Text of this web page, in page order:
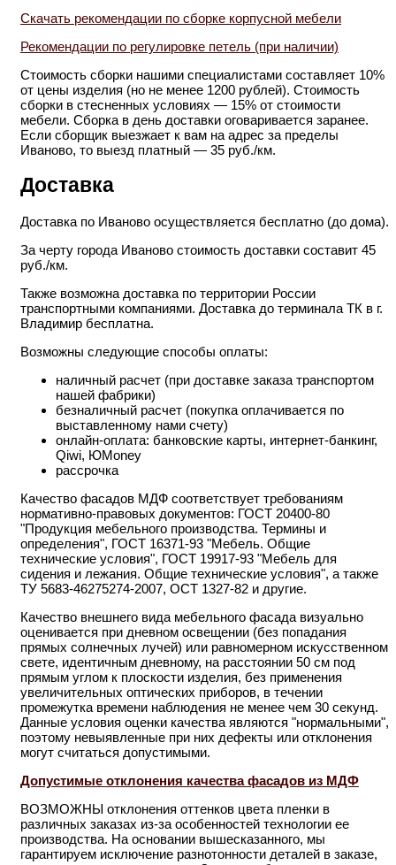
Скачать рекомендации по сборке корпусной мебели
Рекомендации по регулировке петель (при наличии)
Стоимость сборки нашими специалистами составляет 10%
от цены изделия (но не менее 1200 рублей). Стоимость
сборки в стесненных условиях — 15% от стоимости
мебели. Сборка в день доставки оговаривается заранее.
Если сборщик выезжает к вам на адрес за пределы
Иваново, то выезд платный — 35 руб./км.
Доставка
Доставка по Иваново осуществляется бесплатно (до дома).
За черту города Иваново стоимость доставки составит 45
руб./км.
Также возможна доставка по территории России
транспортными компаниями. Доставка до терминала ТК в г.
Владимир бесплатна.
Возможны следующие способы оплаты:
наличный расчет (при доставке заказа транспортом
нашей фабрики)
безналичный расчет (покупка оплачивается по
выставленному нами счету)
онлайн-оплата: банковские карты, интернет-банкинг,
Qiwi, ЮMoney
рассрочка
Качество фасадов МДФ соответствует требованиям
нормативно-правовых документов: ГОСТ 20400-80
"Продукция мебельного производства. Термины и
определения", ГОСТ 16371-93 "Мебель. Общие
технические условия", ГОСТ 19917-93 "Мебель для
сидения и лежания. Общие технические условия", а также
ТУ 5683-46275274-2007, ОСТ 1327-82 и другие.
Качество внешнего вида мебельного фасада визуально
оценивается при дневном освещении (без попадания
прямых солнечных лучей) или равномерном искусственном
свете, идентичным дневному, на расстоянии 50 см под
прямым углом к плоскости изделия, без применения
увеличительных оптических приборов, в течении
промежутка времени наблюдения не менее чем 30 секунд.
Данные условия оценки качества являются "нормальными",
поэтому невыявленные при них дефекты или отклонения
могут считаться допустимыми.
Допустимые отклонения качества фасадов из МДФ
ВОЗМОЖНЫ отклонения оттенков цвета пленки в
различных заказах из-за особенностей технологии ее
производства. На основании вышесказанного, мы
гарантируем исключение разнотонности деталей в заказе,